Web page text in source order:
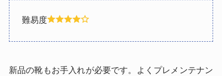
難易度
新品の靴もお手入れが必要です。よくプレメンテナン